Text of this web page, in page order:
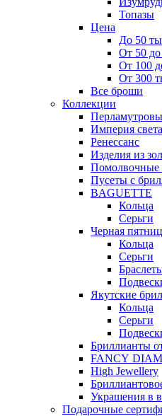
Топазы
Цена
До 50
От 50
От 100
От 300
Все броши
Коллекции
Империя света
Ренессанс
Изделия из
Помолвочные
Пусеты с
BAGUETTE
Кольца
Серьги
Черная
Кольца
Серьги
Якутские
Кольца
Серьги
Бриллианты
FANCY
High Jewellery
Украшения в
Подарочные